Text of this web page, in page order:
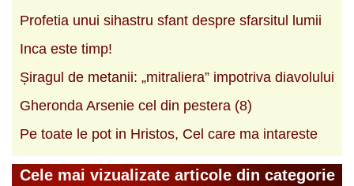
Profetia unui sihastru sfant despre sfarsitul lumii
Inca este timp!
Șiragul de metanii: „mitraliera” impotriva diavolului
Gheronda Arsenie cel din pestera (8)
Pe toate le pot in Hristos, Cel care ma intareste
Cele mai vizualizate articole din categorie